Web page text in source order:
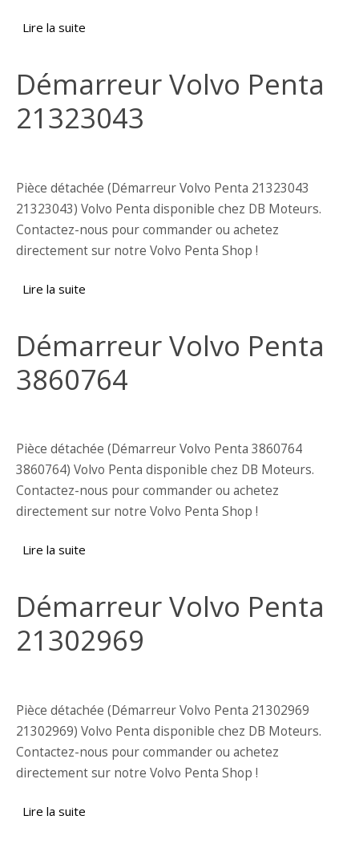
Lire la suite
Démarreur Volvo Penta
21323043
Pièce détachée (Démarreur Volvo Penta 21323043
21323043) Volvo Penta disponible chez DB Moteurs.
Contactez-nous pour commander ou achetez
directement sur notre Volvo Penta Shop !
Lire la suite
Démarreur Volvo Penta
3860764
Pièce détachée (Démarreur Volvo Penta 3860764
3860764) Volvo Penta disponible chez DB Moteurs.
Contactez-nous pour commander ou achetez
directement sur notre Volvo Penta Shop !
Lire la suite
Démarreur Volvo Penta
21302969
Pièce détachée (Démarreur Volvo Penta 21302969
21302969) Volvo Penta disponible chez DB Moteurs.
Contactez-nous pour commander ou achetez
directement sur notre Volvo Penta Shop !
Lire la suite